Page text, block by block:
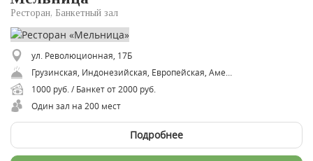
Ресторан, Банкетный зал
ул. Революционная, 17Б
Грузинская, Индонезийская, Европейская, Американская, Итальянская, Кавказская, Русская, Украинская, Восточная, Авторская
1000 руб. / Банкет от 2000 руб.
Один зал на 200 мест
Подробнее